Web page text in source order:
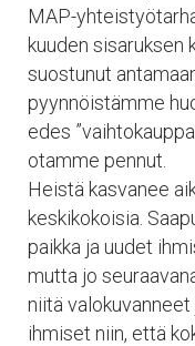
MAP-
kuuden sisaruksen
suostunut
pyynnöistämme
edes
otamme pennut.
Heistä kasvanee
keskikokoisia.
paikka ja uudet
mutta jo
niitä
ihmiset niin, että